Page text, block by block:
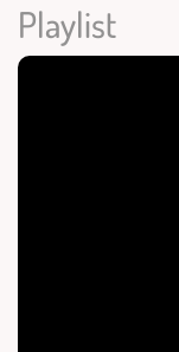
Playlist